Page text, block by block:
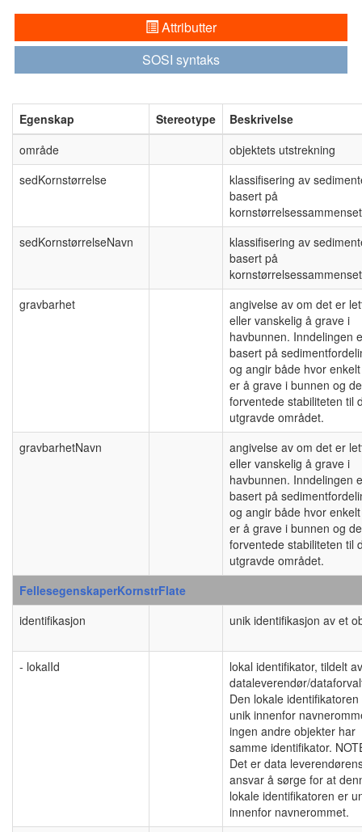
Attributter
SOSI syntaks
Egenskap Stereotype
Beskrivelse
område
objektets utstrekning
sedKornstørrelse
klassifisering av
basert på
sedKornstørrelseNavn
klassifisering av
basert på
gravbarhet
angivelse av om det er
eller vanskelig å grave i
havbunnen. Inndelingen
basert på
og angir både hvor
er å grave i bunnen og
forventede stabiliteten til
utgravde området.
gravbarhetNavn
angivelse av om det er
eller vanskelig å grave i
havbunnen. Inndelingen
basert på
og angir både hvor
er å grave i bunnen og
forventede stabiliteten til
utgravde området.
FellesegenskaperKornstrFlate
identifikasjon
unik identifikasjon av et
- lokalId
lokal identifikator, tildelt av
dataleverendør/
Den lokale identifikatoren
unik innenfor
ingen andre objekter har
samme identifikator.
Det er data
ansvar å sørge for at
lokale identifikatoren er
innenfor navnerommet.